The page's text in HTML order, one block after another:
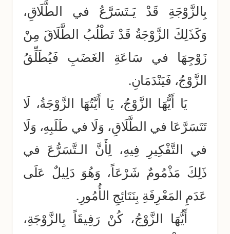
بِالزَّوْجَةِ قَدْ يَـتَسَرَّعُ في الطَّلَاقِ،
وَكَذَلِكَ الزَّوْجَةُ قَدْ تَطْلُبُ الطَّلَاقَ مِنْ
زَوْجِهَا في سَاعَةِ الغَضَبِ فَيُطَلِّقُ
الزَّوْجُ، فَيَنْدَمَانِ.
يَا أَيُّهَا الزَّوْجُ، يَا أَيَّتُهَا الزَّوْجَةُ، لَا
تَتَسَرَّعَا في الطَّلَاقِ، وَلَا في طَلَبِهِ، وَلَا
في التَّفْكِيرِ فِيهِ، لِأَنَّ الـتَّسَرُّعَ في
ذَلِكَ مَذْمُومٌ شَرْعَاً، وَهُوَ دَلِيلٌ عَلَى
عَدَمِ المَعْرِفَةِ بِنَتَائِجِ الأُمُورِ.
أَيُّهَا الزَّوْجُ، كُنْ رَفِيقَاً بِالزَّوْجَةِ،